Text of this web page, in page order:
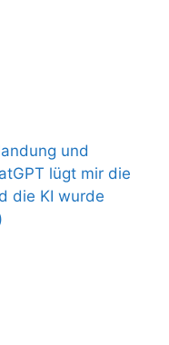
und
lügt mir die
die KI wurde